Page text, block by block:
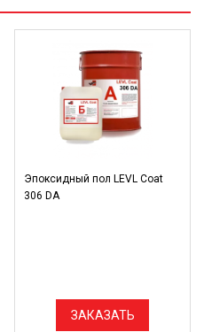
Эпоксидный пол LEVL Coat
306 DA
ЗАКАЗАТЬ